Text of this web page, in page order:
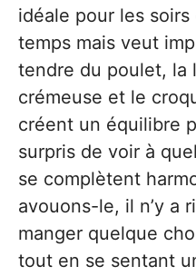
idéale pour les
temps mais veut
tendre du poulet, la
crémeuse et le
créent un équilibre
surpris de voir à
se complètent
avouons-le, il n’y a
manger quelque
tout en se sentant